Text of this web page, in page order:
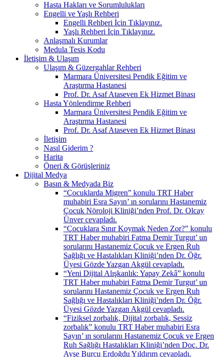
Hasta Hakları ve Sorumlulukları
Engelli ve Yaşlı Rehberi
Engelli Rehberi İçin Tıklayınız.
Yaşlı Rehberi İçin Tıklayınız.
Anlaşmalı Kurumlar
Medula Tesis Kodu
İletişim & Ulaşım
Ulaşım & Güzergahlar Rehberi
Marmara Üniversitesi Pendik Eğitim ve
Araştırma Hastanesi
Prof. Dr. Asaf Ataseven Ek Hizmet Binası
Hasta Yönlendirme Rehberi
Marmara Üniversitesi Pendik Eğitim ve
Araştırma Hastanesi
Prof. Dr. Asaf Ataseven Ek Hizmet Binası
İletişim
Nasıl Giderim ?
Harita
Öneri & Görüşleriniz
Dijital Medya
Basın & Medyada Biz
“Çocuklarda Migren” konulu TRT Haber
muhabiri Esra Sayın’ ın sorularını Hastanemiz
Çocuk Nöroloji Kliniği’nden Prof. Dr. Olcay
Ünver cevapladı.
“Çocuklara Sınır Koymak Neden Zor?” konulu
TRT Haber muhabiri Fatma Demir Turgut’ un
sorularını Hastanemiz Çocuk ve Ergen Ruh
Sağlığı ve Hastalıkları Kliniği’nden Dr. Öğr.
Üyesi Gözde Yazgan Akgül cevapladı.
“Yeni Dijital Alışkanlık: Yapay Zekâ” konulu
TRT Haber muhabiri Fatma Demir Turgut’ un
sorularını Hastanemiz Çocuk ve Ergen Ruh
Sağlığı ve Hastalıkları Kliniği’nden Dr. Öğr.
Üyesi Gözde Yazgan Akgül cevapladı.
“Fiziksel zorbalık, Dijital zorbalık, Sessiz
zorbalık” konulu TRT Haber muhabiri Esra
Sayın’ ın sorularını Hastanemiz Çocuk ve Ergen
Ruh Sağlığı Hastalıkları Kliniği’nden Doç. Dr.
Ayşe Burcu Erdoğdu Yıldırım cevapladı.